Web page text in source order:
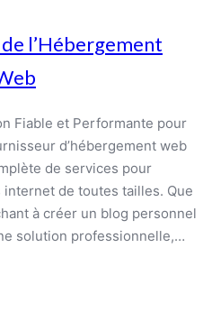
l’Hébergement
Fiable et Performante pour
d’hébergement web
de services pour
de toutes tailles. Que
à créer un blog personnel
solution professionnelle,…